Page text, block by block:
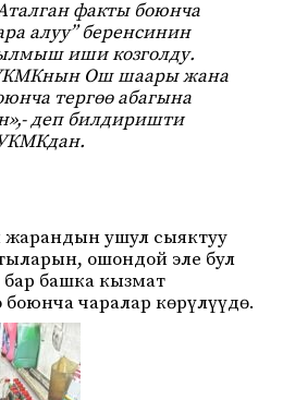
факты боюнча
алуу” беренсинин
иши козголду.
Ош шаары жана
тергөө абагына
деп билдиришти
жарандын ушул сыяктуу
ошондой эле бул
башка кызмат
чаралар көрүлүүдө.